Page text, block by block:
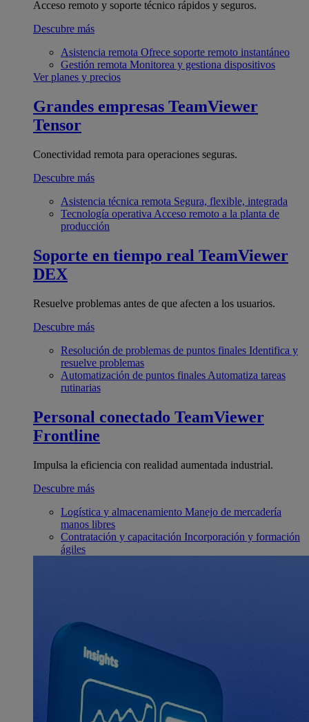
Acceso remoto y soporte técnico rápidos y seguros.
Descubre más
Asistencia remota Ofrece soporte remoto instantáneo
Gestión remota Monitorea y gestiona dispositivos
Ver planes y precios
Grandes empresas TeamViewer
Tensor
Conectividad remota para operaciones seguras.
Descubre más
Asistencia técnica remota Segura, flexible, integrada
Tecnología operativa Acceso remoto a la planta de
producción
Soporte en tiempo real TeamViewer
DEX
Resuelve problemas antes de que afecten a los usuarios.
Descubre más
Resolución de problemas de puntos finales Identifica y
resuelve problemas
Automatización de puntos finales Automatiza tareas
rutinarias
Personal conectado TeamViewer
Frontline
Impulsa la eficiencia con realidad aumentada industrial.
Descubre más
Logística y almacenamiento Manejo de mercadería
manos libres
Contratación y capacitación Incorporación y formación
ágiles